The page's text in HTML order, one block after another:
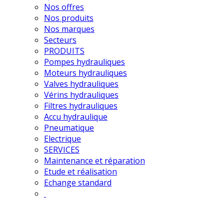
Nos offres
Nos produits
Nos marques
Secteurs
PRODUITS
Pompes hydrauliques
Moteurs hydrauliques
Valves hydrauliques
Vérins hydrauliques
Filtres hydrauliques
Accu hydraulique
Pneumatique
Electrique
SERVICES
Maintenance et réparation
Etude et réalisation
Echange standard